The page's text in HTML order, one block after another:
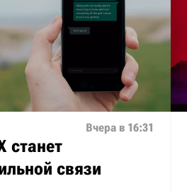
Вчера в 16:31
станет
связи